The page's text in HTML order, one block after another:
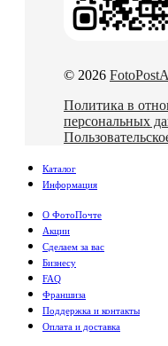
© 2026
Политика в
персональных
Каталог
Информация
О ФотоПочте
Акции
Сделаем за вас
Бизнесу
FAQ
Франшиза
Поддержка и контакты
Оплата и доставка